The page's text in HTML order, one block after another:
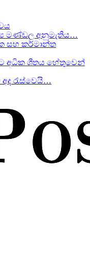
මණ්ඩල අනුමැතිය…
සහ කර්මාන්ත
අධික ශීතය හේතුවෙන්
රැස්වෙයි…